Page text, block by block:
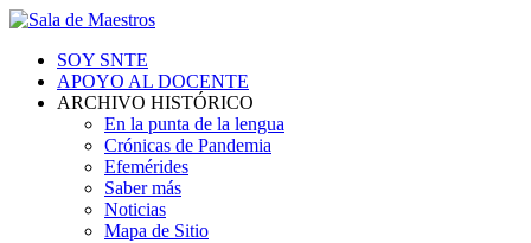
SOY SNTE
APOYO AL DOCENTE
ARCHIVO HISTÓRICO
En la punta de la lengua
Crónicas de Pandemia
Efemérides
Saber más
Noticias
Mapa de Sitio